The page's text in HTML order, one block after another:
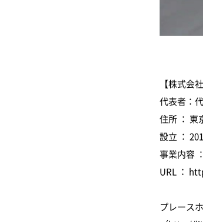
【株式会
代表者：
住所 ： 東
設立 ：
事業内容
URL ：
プレース